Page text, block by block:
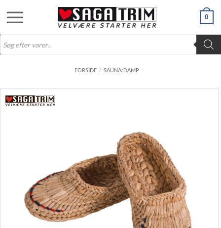
0
Products
search
FORSIDE / SAUNA/DAMP